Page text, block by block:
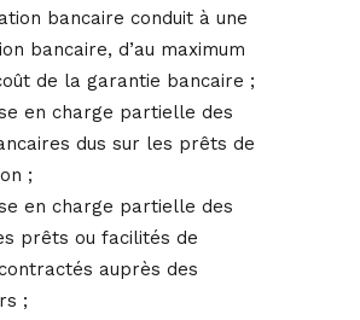
bancaire conduit à une
bancaire, d’au maximum
de la garantie bancaire ;
en charge partielle des
dus sur les prêts de
;
en charge partielle des
prêts ou facilités de
auprès des
;